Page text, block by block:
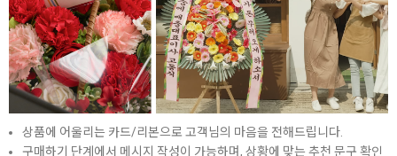
상품에 어울리는 카드/리본으로 고객님의 마음을 전해드립니다.
구매하기 단계에서 메시지 작성이 가능하며, 상황에 맞는 추천 문구 확인